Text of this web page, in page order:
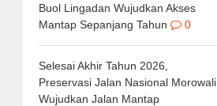
Buol Lingadan Wujudkan Akses
Mantap Sepanjang Tahun
0
Selesai Akhir Tahun 2026,
Preservasi Jalan Nasional Morowali
Wujudkan Jalan Mantap